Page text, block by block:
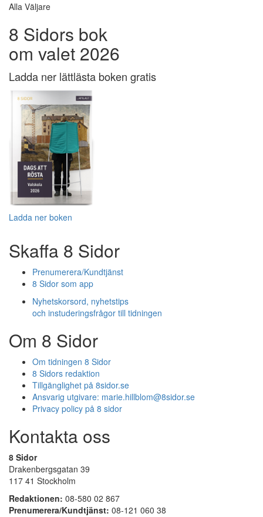
Alla Väljare
8 Sidors bok
om valet 2026
Ladda ner lättlästa boken gratis
Ladda ner boken
Skaffa 8 Sidor
Prenumerera/Kundtjänst
8 Sidor som app
Nyhetskorsord, nyhetstips
och instuderingsfrågor till tidningen
Om 8 Sidor
Om tidningen 8 Sidor
8 Sidors redaktion
Tillgänglighet på 8sidor.se
Ansvarig utgivare: marie.hillblom@8sidor.se
Privacy policy på 8 sidor
Kontakta oss
8 Sidor
Drakenbergsgatan 39
117 41 Stockholm
Redaktionen: 08-580 02 867
Prenumerera/Kundtjänst: 08-121 060 38